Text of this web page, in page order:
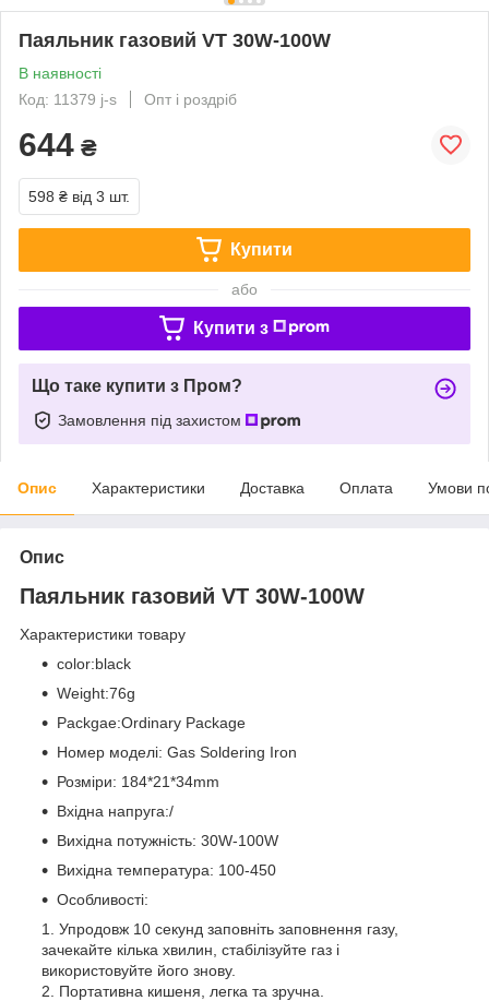
Паяльник газовий VT 30W-100W
В наявності
Код: 11379 j-s
Опт і роздріб
644 ₴
598 ₴ від 3 шт.
Купити
або
Купити з
Що таке купити з Пром?
Замовлення під захистом
Опис Характеристики Доставка Оплата Умови
Опис
Паяльник газовий VT 30W-100W
Характеристики товару
color:black
Weight:76g
Packgae:Ordinary Package
Номер моделі: Gas Soldering Iron
Розміри: 184*21*34mm
Вхідна напруга:/
Вихідна потужність: 30W-100W
Вихідна температура: 100-450
Особливості:
1. Упродовж 10 секунд заповніть заповнення газу,
зачекайте кілька хвилин, стабілізуйте газ і
використовуйте його знову.
2. Портативна кишеня, легка та зручна.